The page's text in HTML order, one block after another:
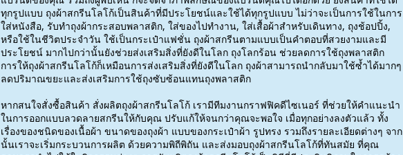
ทุกรูปแบบ ถุงผ้าสกรีนโลโก้เป็นสินค้าที่มีประโยชน์และใช้ได้ทุกรูปแบบ ไม่ว่าจะเป็นการใช้ในการ
ใส่หนังสือ, รับทำถุงผ้ากระสอบพลาสติก, ใส่ของไปทำงาน, ใส่เสื้อผ้าสำหรับเดินทาง, ถุงช้อปปิ้ง,
หรือใช้ในชีวิตประจำวัน ใช้เป็นกระเป๋าแฟชั่น ถุงผ้าสกรีนตามแบบเป็นคำตอบที่สวยงามและมี
ประโยชน์ มากไปกว่านั้นยังช่วยส่งเสริมสิ่งที่ยังดีในโลก ถุงโลกร้อน ช่วยลดการใช้ถุงพลาสติก
การให้ถุงผ้าสกรีนโลโก้ก็เหมือนการส่งเสริมสิ่งที่ยังดีในโลก ถุงผ้าสามารถนำกลับมาใช้ซ้ำได้มากๆ
ลดปริมาณขยะและส่งเสริมการใช้ถุงซับซ้อนแทนถุงพลาสติก
หากสนใจสั่งซื้อสินค้า สั่งผลิตถุงผ้าสกรีนโลโก้ เรามีทีมงานกราฟฟิคดีไซเนอร์ ที่ช่วยให้คำแนะนำ
ในการออกแบบลวดลายสกรีนให้กับคุณ ปรับแก้ให้จนกว่าคุณจะพอใจ เมื่อทุกอย่างลงตัวแล้ว ทั้ง
เรื่องของชนิดของเนื้อผ้า ขนาดของถุงผ้า แบบของกระเป๋าผ้า รูปทรง รวมถึงรายละเอียดต่างๆ จาก
นั้นเราจะเริ่มกระบวนการผลิต ด้วยความพิถีพิถัน และส่งมอบถุงผ้าสกรีนโลโก้ที่ทันสมัย ที่คุณ